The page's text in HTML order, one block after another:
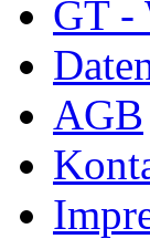
GT -
AGB